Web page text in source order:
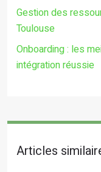
Gestion des
Toulouse
Onboarding : les
intégration réussie
Articles